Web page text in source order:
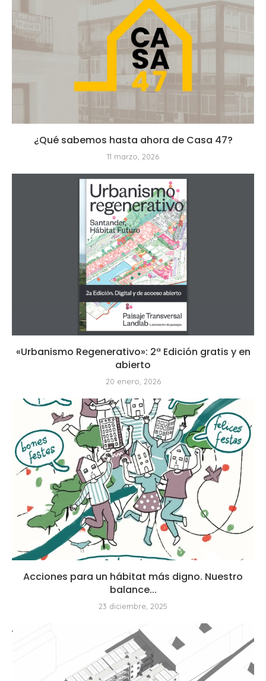
¿Qué sabemos hasta ahora de Casa 47?
11 marzo, 2026
«Urbanismo Regenerativo»: 2ª Edición gratis y en
abierto
20 enero, 2026
Acciones para un hábitat más digno. Nuestro
balance...
23 diciembre, 2025